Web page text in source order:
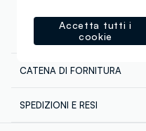
COMPOSIZIONE E CURA
Composizione: 77%
CATENA DI FORNITURA
GPS STRATEGIC
SPEDIZIONI E RESI
Accetta tutti i
cookie